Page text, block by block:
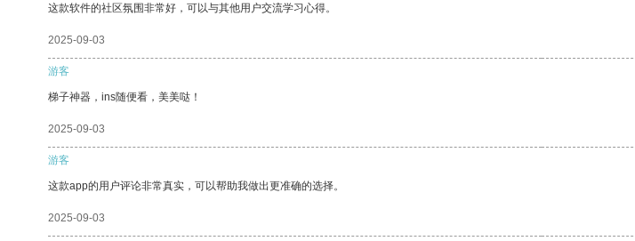
这款软件的社区氛围非常好，可以与其他用户交流学习心得。
2025-09-03
游客
梯子神器，ins随便看，美美哒！
2025-09-03
游客
这款app的用户评论非常真实，可以帮助我做出更准确的选择。
2025-09-03